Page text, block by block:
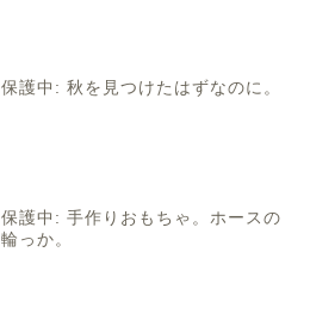
保護中: 秋を見つけたはずなのに。
保護中: 手作りおもちゃ。ホースの
輪っか。